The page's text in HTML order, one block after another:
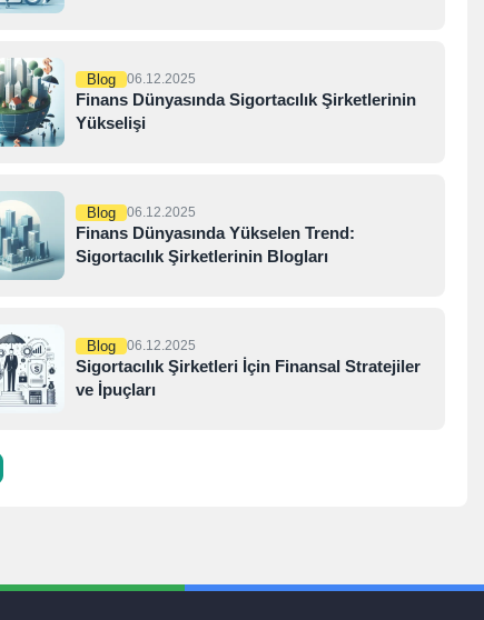
Blog 06.12.2025
Finans Dünyasında Sigortacılık Şirketlerinin
Yükselişi
Blog 06.12.2025
Finans Dünyasında Yükselen Trend:
Sigortacılık Şirketlerinin Blogları
Blog 06.12.2025
Sigortacılık Şirketleri İçin Finansal Stratejiler
ve İpuçları